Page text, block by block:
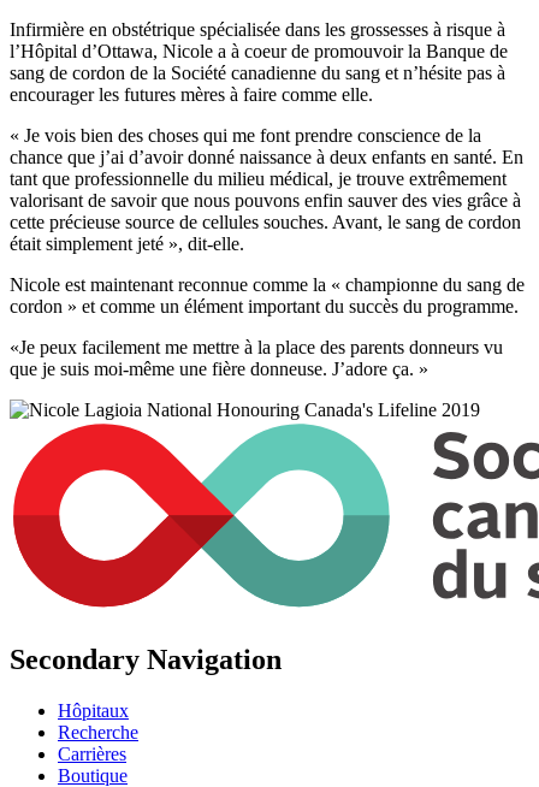
Infirmière en obstétrique spécialisée dans les grossesses à risque à
l’Hôpital d’Ottawa, Nicole a à coeur de promouvoir la Banque de
sang de cordon de la Société canadienne du sang et n’hésite pas à
encourager les futures mères à faire comme elle.
« Je vois bien des choses qui me font prendre conscience de la
chance que j’ai d’avoir donné naissance à deux enfants en santé. En
tant que professionnelle du milieu médical, je trouve extrêmement
valorisant de savoir que nous pouvons enfin sauver des vies grâce à
cette précieuse source de cellules souches. Avant, le sang de cordon
était simplement jeté », dit-elle.
Nicole est maintenant reconnue comme la « championne du sang de
cordon » et comme un élément important du succès du programme.
«Je peux facilement me mettre à la place des parents donneurs vu
que je suis moi-même une fière donneuse. J’adore ça. »
Secondary Navigation
Hôpitaux
Recherche
Carrières
Boutique